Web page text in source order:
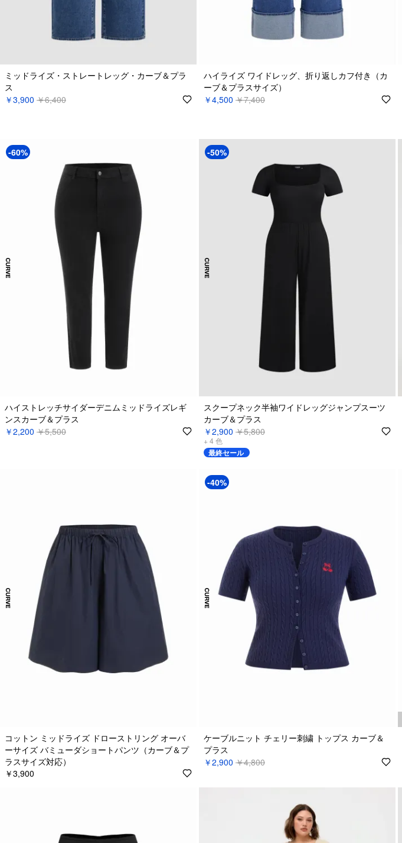
ミッドライズ・ストレートレッグ・カーブ＆プラ
ス
￥3,900 ￥6,400
ハイライズ ワイドレッグ、折り返しカフ付き（カ
ーブ＆プラスサイズ）
￥4,500 ￥7,400
-60%
ハイストレッチサイダーデニムミッドライズレギ
ンスカーブ＆プラス
￥2,200 ￥5,500
-50%
スクープネック半袖ワイドレッグジャンプスーツ
カーブ＆プラス
￥2,900 ￥5,800
+ 4 色
最終セール
コットン ミッドライズ ドローストリング オーバ
ーサイズ バミューダショートパンツ（カーブ＆プ
ラスサイズ対応）
￥3,900
-40%
ケーブルニット チェリー刺繍 トップス カーブ＆
プラス
￥2,900 ￥4,800